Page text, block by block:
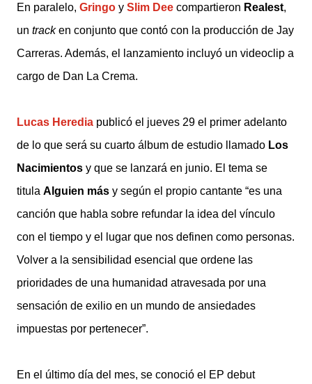
En paralelo, Gringo y Slim Dee compartieron Realest,
un tracken conjunto que contó con la producción de Jay
Carreras. Además, el lanzamiento incluyó un videoclip a
cargo de Dan La Crema.
Lucas Heredia publicó el jueves 29 el primer adelanto
de lo que será su cuarto álbum de estudio llamado Los
Nacimientos y que se lanzará en junio. El tema se
titula Alguien más y según el propio cantante “es una
canción que habla sobre refundar la idea del vínculo
con el tiempo y el lugar que nos definen como personas.
Volver a la sensibilidad esencial que ordene las
prioridades de una humanidad atravesada por una
sensación de exilio en un mundo de ansiedades
impuestas por pertenecer”.
En el último día del mes, se conoció el EP debut